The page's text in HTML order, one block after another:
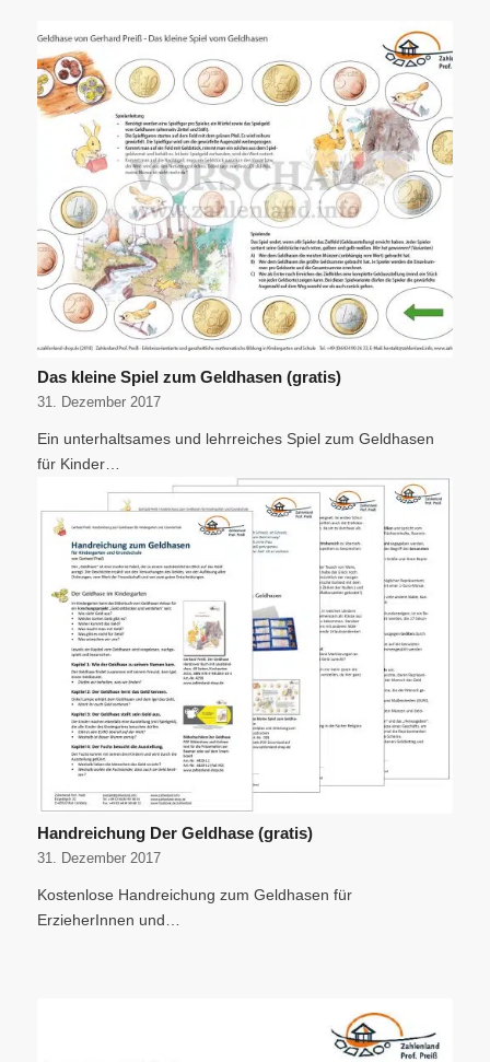
Das kleine Spiel zum Geldhasen (gratis)
31. Dezember 2017
Ein unterhaltsames und lehrreiches Spiel zum Geldhasen
für Kinder…
Handreichung Der Geldhase (gratis)
31. Dezember 2017
Kostenlose Handreichung zum Geldhasen für
ErzieherInnen und…